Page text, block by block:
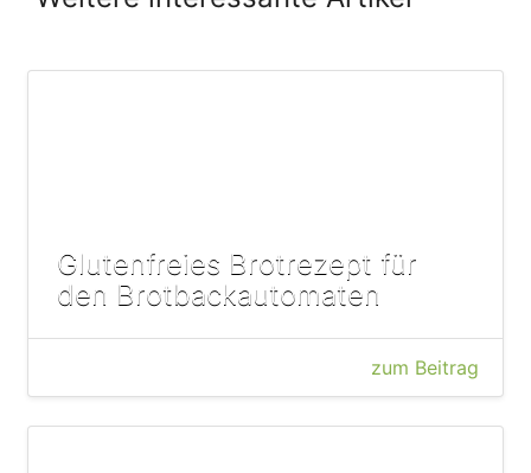
Glutenfreies Brotrezept für
den Brotbackautomaten
zum Beitrag